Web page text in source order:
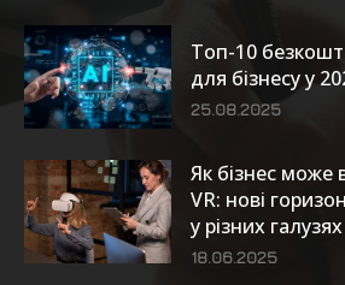
Топ-10
для бізнесу у
25.08.2025
Як бізнес може
VR: нові
у різних галузях
18.06.2025